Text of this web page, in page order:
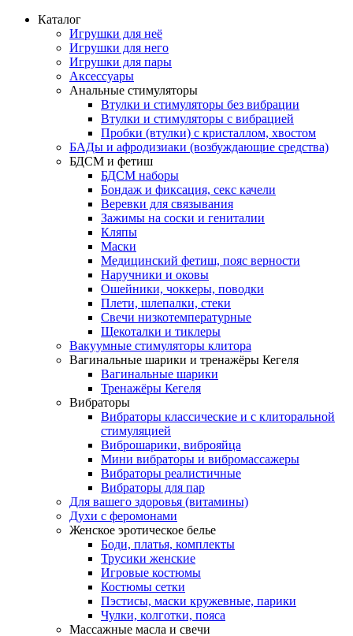
Каталог
Игрушки для неё
Игрушки для него
Игрушки для пары
Аксессуары
Анальные стимуляторы
Втулки и стимуляторы без вибрации
Втулки и стимуляторы с вибрацией
Пробки (втулки) с кристаллом, хвостом
БАДы и афродизиаки (возбуждающие средства)
БДСМ и фетиш
БДСМ наборы
Бондаж и фиксация, секс качели
Веревки для связывания
Зажимы на соски и гениталии
Кляпы
Маски
Медицинский фетиш, пояс верности
Наручники и оковы
Ошейники, чоккеры, поводки
Плети, шлепалки, стеки
Свечи низкотемпературные
Щекоталки и тиклеры
Вакуумные стимуляторы клитора
Вагинальные шарики и тренажёры Кегеля
Вагинальные шарики
Тренажёры Кегеля
Вибраторы
Вибраторы классические и с клиторальной
стимуляцией
Виброшарики, виброяйца
Мини вибраторы и вибромассажеры
Вибраторы реалистичные
Вибраторы для пар
Для вашего здоровья (витамины)
Духи с феромонами
Женское эротическое белье
Боди, платья, комплекты
Трусики женские
Игровые костюмы
Костюмы сетки
Пэстисы, маски кружевные, парики
Чулки, колготки, пояса
Массажные масла и свечи